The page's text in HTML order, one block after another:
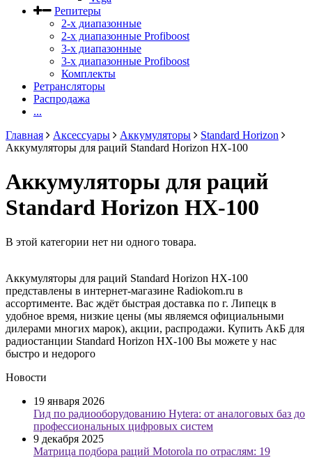
Репитеры
2-х диапазонные
2-х диапазонные Profiboost
3-х диапазонные
3-х диапазонные Profiboost
Комплекты
Ретрансляторы
Распродажа
...
Главная
Аксессуары Аккумуляторы
Standard Horizon
Аккумуляторы для раций Standard Horizon HX-100
Аккумуляторы для раций
Standard Horizon HX-100
В этой категории нет ни одного товара.
Аккумуляторы для раций Standard Horizon HX-100
представлены в интернет-магазине Radiokom.ru в
ассортименте. Вас ждёт быстрая доставка по г. Липецк в
удобное время, низкие цены (мы являемся официальными
дилерами многих марок), акции, распродажи. Купить АкБ для
радиостанции Standard Horizon HX-100 Вы можете у нас
быстро и недорого
Новости
19 января 2026
Гид по радиооборудованию Hytera: от аналоговых баз до
профессиональных цифровых систем
9 декабря 2025
Матрица подбора раций Motorola по отраслям: 19